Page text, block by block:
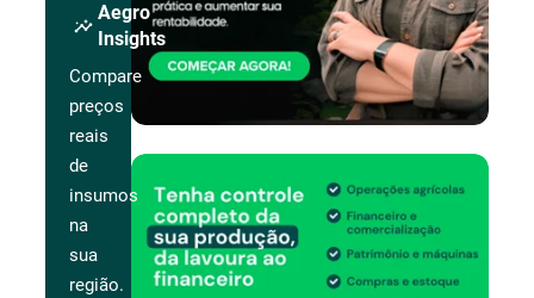
insights
Aegro
Insights
Compare
preços
reais
de
insumos
na
sua
região.